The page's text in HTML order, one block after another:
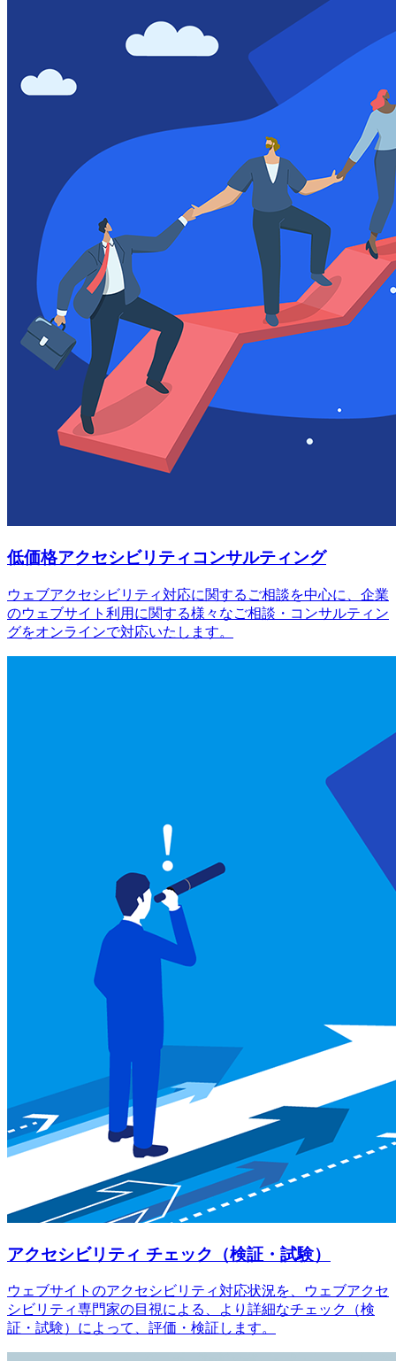
低価格アクセシビリティコンサルティング
ウェブアクセシビリティ対応に関するご相談を中心に、企業
のウェブサイト利用に関する様々なご相談・コンサルティン
グをオンラインで対応いたします。
アクセシビリティ チェック（検証・試験）
ウェブサイトのアクセシビリティ対応状況を、ウェブアクセ
シビリティ専門家の目視による、より詳細なチェック（検
証・試験）によって、評価・検証します。